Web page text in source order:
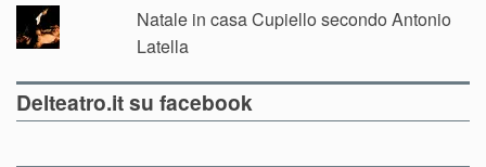
Natale in casa Cupiello secondo Antonio
Latella
Delteatro.it su facebook